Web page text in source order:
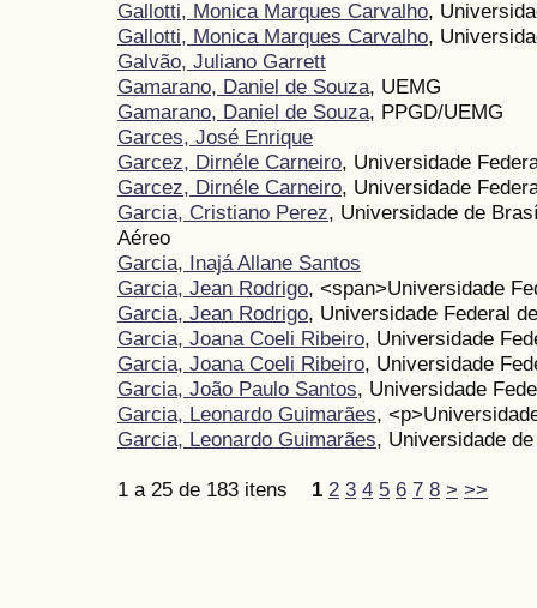
Gallotti, Monica Marques Carvalho,
Gallotti, Monica Marques Carvalho,
Galvão, Juliano Garrett
Gamarano, Daniel de Souza, UEMG
Gamarano, Daniel de Souza, PPGD/UEMG
Garces, José Enrique
Garcez, Dirnéle Carneiro, Universidade
Garcez, Dirnéle Carneiro, Universidade
Garcia, Cristiano Perez, Universidade de
Aéreo
Garcia, Inajá Allane Santos
Garcia, Jean Rodrigo, <span>Universidade
Garcia, Jean Rodrigo, Universidade Federal
Garcia, Joana Coeli Ribeiro, Universidade
Garcia, Joana Coeli Ribeiro, Universidade
Garcia, João Paulo Santos, Universidade
Garcia, Leonardo Guimarães,
Garcia, Leonardo Guimarães, Universidade
1 a 25 de 183 itens 1 2 3 4 5 6 7 8 > >>